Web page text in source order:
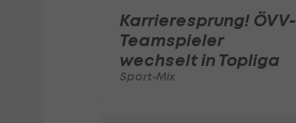
Karrieresprung! ÖVV-
Teamspieler
wechselt in Topliga
Sport-Mix